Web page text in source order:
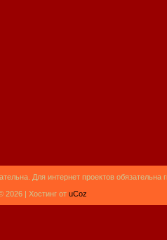
Для интернет проектов обязательна
2026 | Хостинг от uCoz